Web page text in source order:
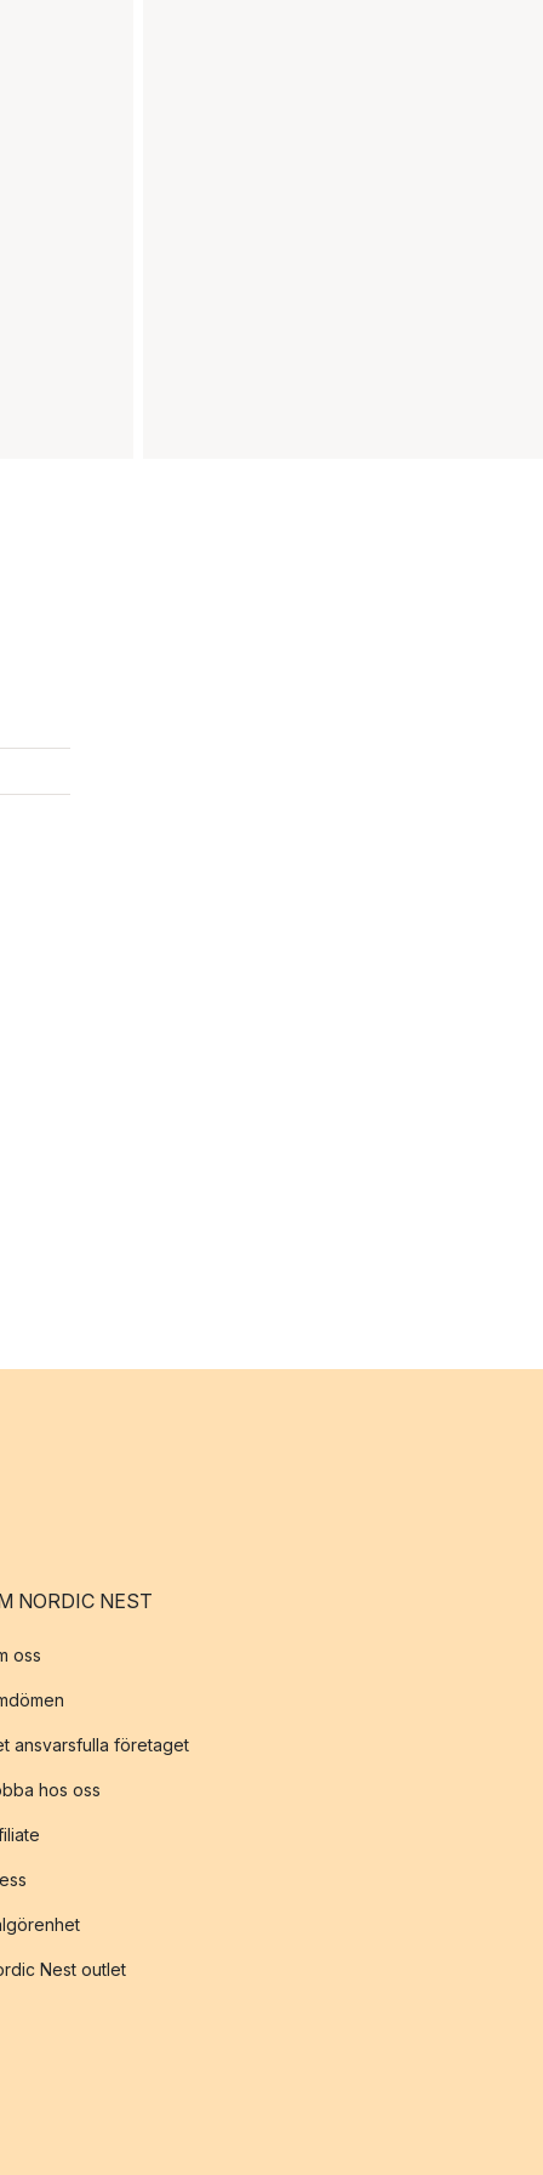
NORDIC NEST
oss
ansvarsfulla företaget
hos oss
Nest outlet